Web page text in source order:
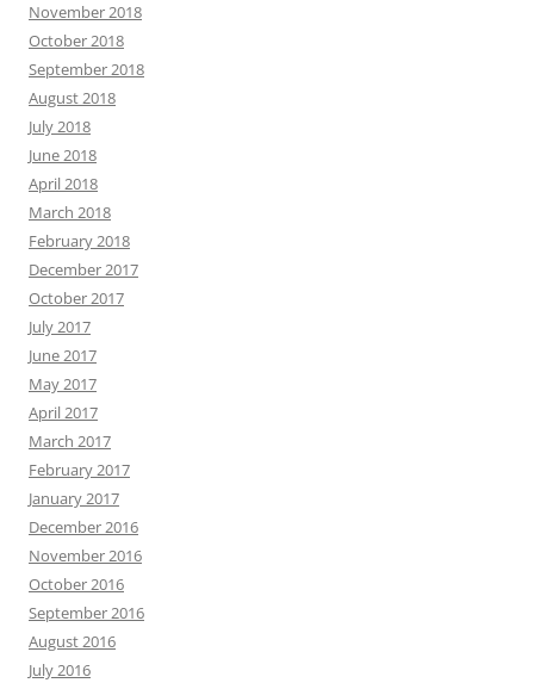
November 2018
October 2018
September 2018
August 2018
July 2018
June 2018
April 2018
March 2018
February 2018
December 2017
October 2017
July 2017
June 2017
May 2017
April 2017
March 2017
February 2017
January 2017
December 2016
November 2016
October 2016
September 2016
August 2016
July 2016